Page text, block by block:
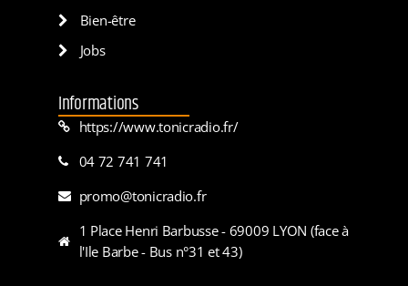
Bien-être
Jobs
Informations
https://www.tonicradio.fr/
04 72 741 741
promo@tonicradio.fr
1 Place Henri Barbusse - 69009 LYON (face à
l'Ile Barbe - Bus n°31 et 43)